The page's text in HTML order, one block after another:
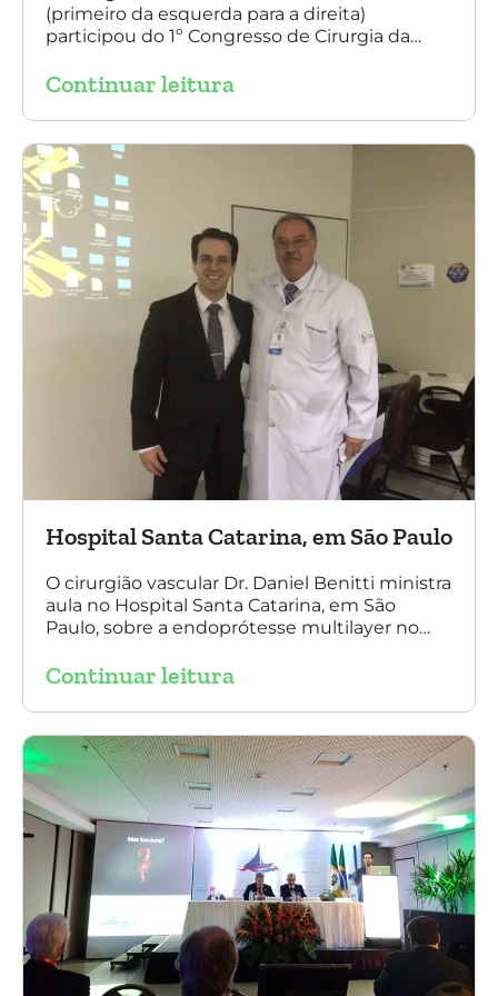
(primeiro da esquerda para a direita)
participou do 1º Congresso de Cirurgia da
de cirurgia endovascular. O evento também
Amato e do Dr. Adnam Neser.
Continuar leitura
Hospital Santa Catarina, em São Paulo
O cirurgião vascular Dr. Daniel Benitti ministra
aula no Hospital Santa Catarina, em São
Paulo, sobre a endoprótesse multilayer no
experiência nacional e mundial com esta
Daniel Benitti e à direita Dr. Carlos Alberto
Fernandes Costa)
Continuar leitura